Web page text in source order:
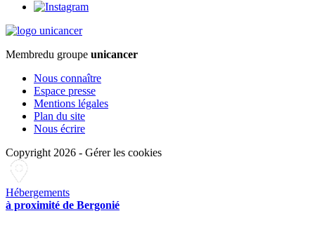
Membredu groupe unicancer
Nous connaître
Espace presse
Mentions légales
Plan du site
Nous écrire
Copyright 2026 - Gérer les cookies
Hébergements
à proximité de Bergonié